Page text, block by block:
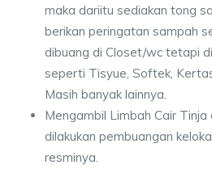
maka dariitu sediakan tong
berikan peringatan sampah
dibuang di Closet/wc tetapi
seperti Tisyue, Softek,
Masih banyak lainnya.
Mengambil Limbah Cair
dilakukan pembuangan
resminya.